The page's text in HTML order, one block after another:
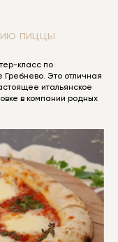
пиццы
класс по
Это отличная
итальянское
в компании родных